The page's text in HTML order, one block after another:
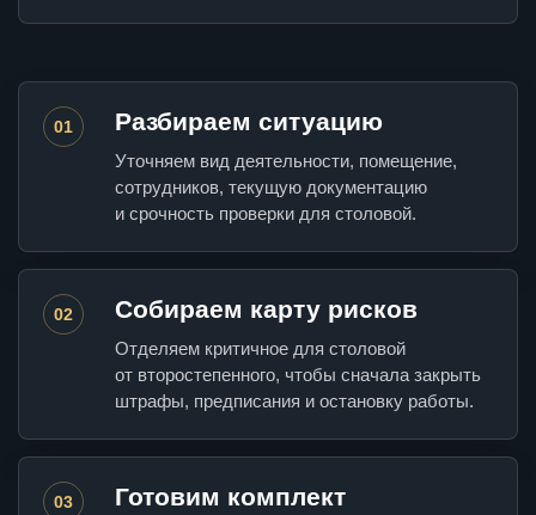
01 Разбираем ситуацию
Уточняем вид деятельности, помещение,
сотрудников, текущую документацию
и срочность проверки для столовой.
02 Собираем карту рисков
Отделяем критичное для столовой
от второстепенного, чтобы сначала закрыть
штрафы, предписания и остановку работы.
03 Готовим комплект